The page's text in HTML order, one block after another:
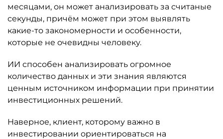
месяцами, он может анализировать за считаные
секунды, причём может при этом выявлять
какие-то закономерности и особенности,
которые не очевидны человеку.
ИИ способен анализировать огромное
количество данных и эти знания являются
ценным источником информации при принятии
инвестиционных решений.
Наверное, клиент, которому важно в
инвестировании ориентироваться на